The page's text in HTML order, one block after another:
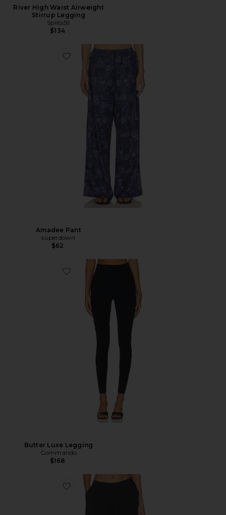
River High Waist Airweight
Stirrup Legging
Splits59
$134
Amadee Pant
superdown
$62
Butter Luxe Legging
Commando
$168